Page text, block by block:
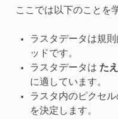
ここでは以下のことを
ラスタデータは規
ッドです。
ラスタデータは た
に適しています。
ラスタ内のピクセ
を決定します。